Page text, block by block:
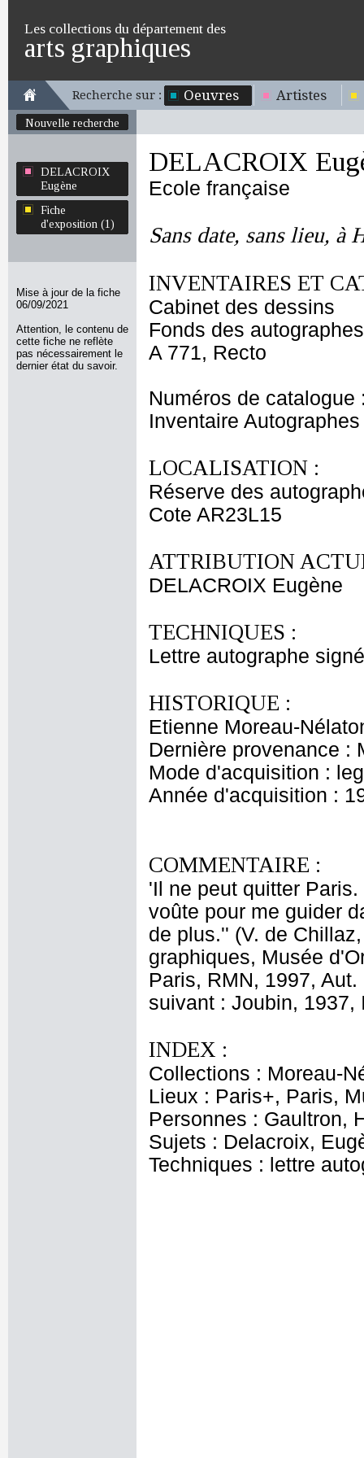
Les collections du département des
arts graphiques
Recherche sur : Oeuvres Artistes
Nouvelle recherche
DELACROIX
Eugène
Fiche
d'exposition (1)
Mise à jour de la fiche
06/09/2021
Attention, le contenu de
cette fiche ne reflète
pas nécessairement le
dernier état du savoir.
DELACROIX
Ecole française
Sans date, sans lieu, à
INVENTAIRES ET
Cabinet des dessins
Fonds des autographes
A 771, Recto
Numéros de catalogue
Inventaire
LOCALISATION :
Réserve des
Cote AR23L15
ATTRIBUTION
DELACROIX Eugène
TECHNIQUES :
Lettre autographe
HISTORIQUE :
Etienne Moreau-
Dernière provenance :
Mode d'acquisition :
Année d'acquisition :
COMMENTAIRE :
'Il ne peut quitter
voûte pour me guider
de plus.'' (V. de
graphiques, Musée
Paris, RMN, 1997,
suivant : Joubin, 1937,
INDEX :
Collections : Moreau-
Lieux : Paris+, Paris,
Personnes : Gaultron,
Sujets : Delacroix,
Techniques : lettre